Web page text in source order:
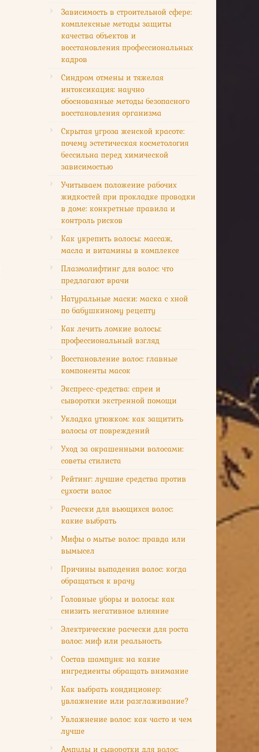
Зависимость в строительной сфере:
комплексные методы защиты
качества объектов и
восстановления профессиональных
кадров
Синдром отмены и тяжелая
интоксикация: научно
обоснованные методы безопасного
восстановления организма
Скрытая угроза женской красоте:
почему эстетическая косметология
бессильна перед химической
зависимостью
Учитываем положение рабочих
жидкостей при прокладке проводки
в доме: конкретные правила и
контроль рисков
Как укрепить волосы: массаж,
масла и витамины в комплексе
Плазмолифтинг для волос: что
предлагают врачи
Натуральные маски: маска с хной
по бабушкиному рецепту
Как лечить ломкие волосы:
профессиональный взгляд
Восстановление волос: главные
компоненты масок
Экспресс-средства: спреи и
сыворотки экстренной помощи
Укладка утюжком: как защитить
волосы от повреждений
Уход за окрашенными волосами:
советы стилиста
Рейтинг: лучшие средства против
сухости волос
Расчески для вьющихся волос:
какие выбрать
Мифы о мытье волос: правда или
вымысел
Причины выпадения волос: когда
обращаться к врачу
Головные уборы и волосы: как
снизить негативное влияние
Электрические расчески для роста
волос: миф или реальность
Состав шампуня: на какие
ингредиенты обращать внимание
Как выбрать кондиционер:
увлажнение или разглаживание?
Увлажнение волос: как часто и чем
лучше
Ампулы и сыворотки для волос: